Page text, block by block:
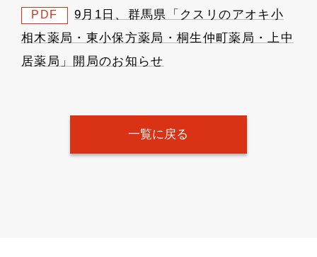
PDF
9月1日、群馬県「クスリのアオキ小
相木薬局・東小保方薬局・桐生仲町薬局・上中
居薬局」開局のお知らせ
一覧に戻る